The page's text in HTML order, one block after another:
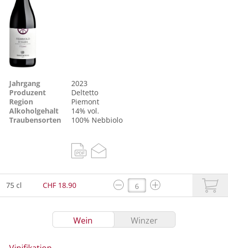
Jahrgang
2023
Produzent
Deltetto
Region
Piemont
Alkoholgehalt
14% vol.
Traubensorten
100% Nebbiolo
75 cl CHF 18.90
Wein Winzer